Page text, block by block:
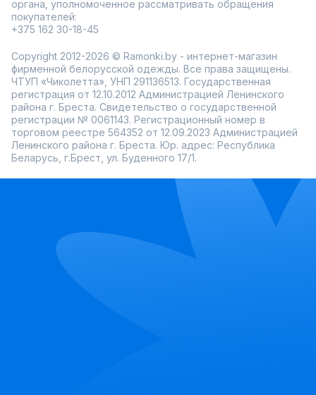
органа, уполномоченное рассматривать обращения
покупателей:
+375 162 30-18-45
Copyright 2012-2026 © Ramonki.by - интернет-магазин
фирменной белорусской одежды. Все права защищены.
ЧТУП «Чиколетта», УНП 291136513. Государственная
регистрация от 12.10.2012 Администрацией Ленинского
района г. Бреста. Свидетельство о государственной
регистрации № 0061143. Регистрационный номер в
торговом реестре 564352 от 12.09.2023 Администрацией
Ленинского района г. Бреста. Юр. адрес: Республика
Беларусь, г.Брест, ул. Буденного 17/1.